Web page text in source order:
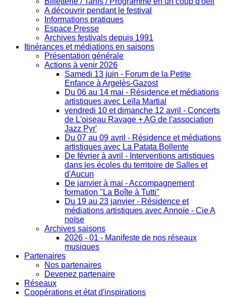
A découvrir pendant le festival
Informations pratiques
Espace Presse
Archives festivals depuis 1991
Itinérances et médiations en saisons
Présentation générale
Actions à venir 2026
Samedi 13 juin - Forum de la Petite
Enfance à Argelès-Gazost
Du 06 au 14 mai - Résidence et médiations
artistiques avec Leïla Martial
vendredi 10 et dimanche 12 avril - Concerts
de L'oiseau Ravage + AG de l'association
Jazz Pyr'
Du 07 au 09 avril - Résidence et médiations
artistiques avec La Patata Bollente
De février à avril - Interventions artistiques
dans les écoles du territoire de Salles et
d'Aucun
De janvier à mai - Accompagnement
formation "La Boîte à Tutti"
Du 19 au 23 janvier - Résidence et
médiations artistiques avec Annoïe - Cie A
noïse
Archives saisons
2026 - 01 - Manifeste de nos réseaux
musiques
Partenaires
Nos partenaires
Devenez partenaire
Réseaux
Coopérations et état d'inspirations